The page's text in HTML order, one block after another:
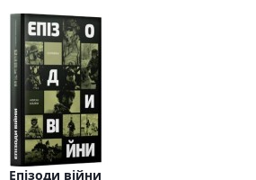
Епізоди війни